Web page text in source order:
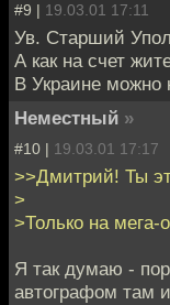
#9 | 19.03.01 17:11
Ув. Старший
А как на счет
В Украине можно
Неместный »
#10 | 19.03.01 17:17
>>Дмитрий! Ты
>
>Только на мега-
Я так думаю -
автографом там